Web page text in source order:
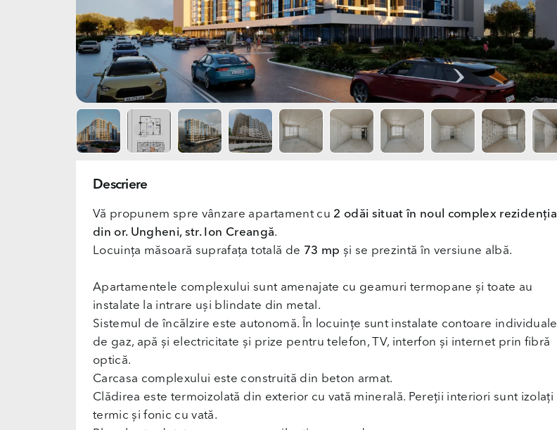
Descriere
Vă propunem spre vânzare apartament cu 2 odăi situat în noul complex rezidențial
din or. Ungheni, str. Ion Creangă.
Locuința măsoară suprafața totală de 73 mp și se prezintă în versiune albă.
Apartamentele complexului sunt amenajate cu geamuri termopane și toate au
instalate la intrare uși blindate din metal.
Sistemul de încălzire este autonomă. În locuințe sunt instalate contoare individuale
de gaz, apă și electricitate și prize pentru telefon, TV, interfon și internet prin fibră
optică.
Carcasa complexului este construită din beton armat.
Clădirea este termoizolată din exterior cu vată minerală. Pereții interiori sunt izolați
termic și fonic cu vată.